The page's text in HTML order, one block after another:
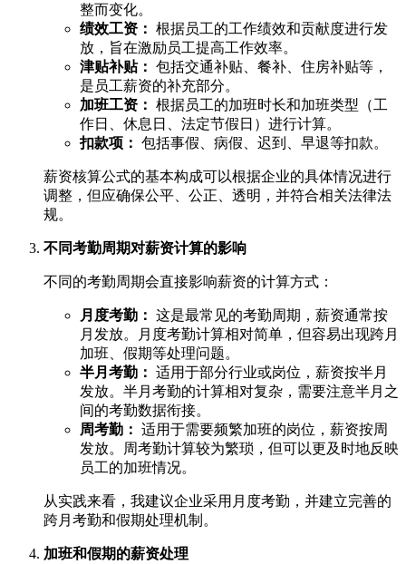
整而变化。
绩效工资： 根据员工的工作绩效和贡献度进行发
放，旨在激励员工提高工作效率。
津贴补贴： 包括交通补贴、餐补、住房补贴等，
是员工薪资的补充部分。
加班工资： 根据员工的加班时长和加班类型（工
作日、休息日、法定节假日）进行计算。
扣款项： 包括事假、病假、迟到、早退等扣款。
薪资核算公式的基本构成可以根据企业的具体情况进行
调整，但应确保公平、公正、透明，并符合相关法律法
规。
不同考勤周期对薪资计算的影响
不同的考勤周期会直接影响薪资的计算方式：
月度考勤： 这是最常见的考勤周期，薪资通常按
月发放。月度考勤计算相对简单，但容易出现跨月
加班、假期等处理问题。
半月考勤： 适用于部分行业或岗位，薪资按半月
发放。半月考勤的计算相对复杂，需要注意半月之
间的考勤数据衔接。
周考勤： 适用于需要频繁加班的岗位，薪资按周
发放。周考勤计算较为繁琐，但可以更及时地反映
员工的加班情况。
从实践来看，我建议企业采用月度考勤，并建立完善的
跨月考勤和假期处理机制。
加班和假期的薪资处理